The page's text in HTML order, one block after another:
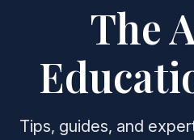
The
Tips, guides, and